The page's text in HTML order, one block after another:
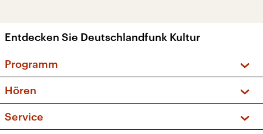
Entdecken Sie Deutschlandfunk Kultur
Programm
Sendungen und Podcasts
Musikliste
Hören
Frequenzen (UKW + DAB+)
Service